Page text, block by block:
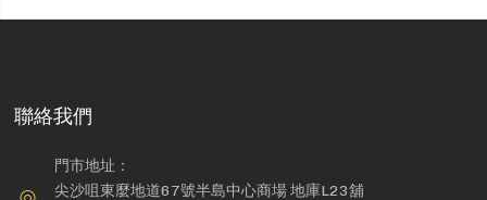
聯絡我們
門市地址：
尖沙咀東麼地道67號半島中心商場 地庫L23舖